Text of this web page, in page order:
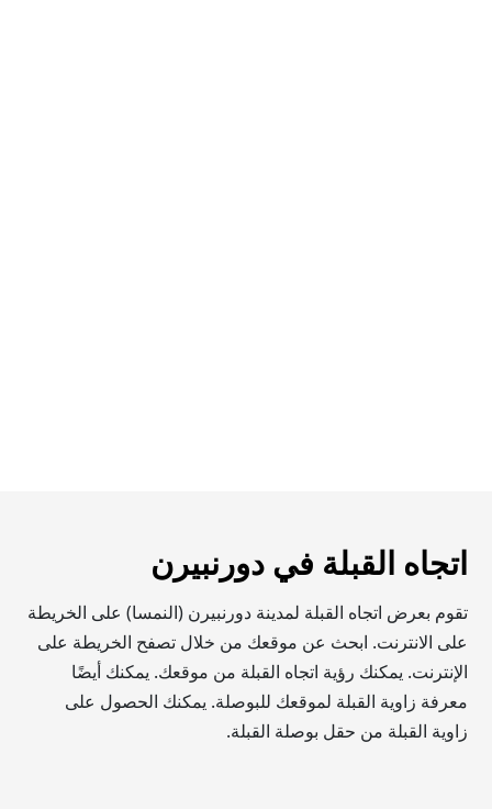
اتجاه القبلة في دورنبيرن
تقوم بعرض اتجاه القبلة لمدينة دورنبيرن (النمسا) على الخريطة
على الانترنت. ابحث عن موقعك من خلال تصفح الخريطة على
الإنترنت. يمكنك رؤية اتجاه القبلة من موقعك. يمكنك أيضًا
معرفة زاوية القبلة لموقعك للبوصلة. يمكنك الحصول على
زاوية القبلة من حقل بوصلة القبلة.